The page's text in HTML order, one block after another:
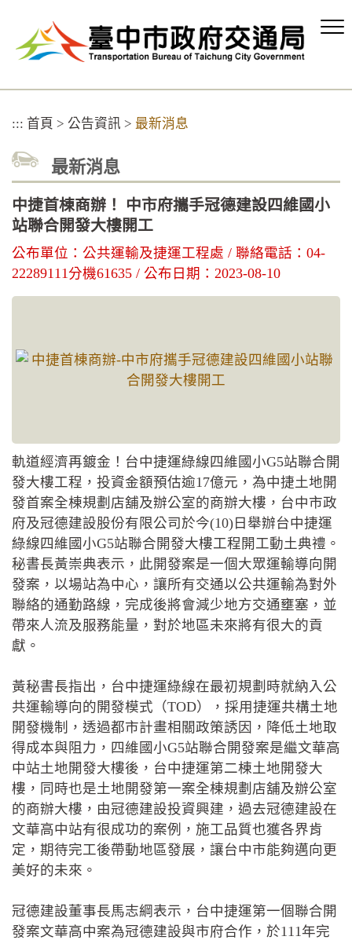
容
::: 首頁 > 公告資訊 > 最新消息
最新消息
中捷首棟商辦！ 中市府攜手冠德建設四維國小
站聯合開發大樓開工
公布單位：公共運輸及捷運工程處 / 聯絡電話：04-
22289111分機61635 / 公布日期：2023-08-10
軌道經濟再鍍金！台中捷運綠線四維國小G5站聯合開
發大樓工程，投資金額預估逾17億元，為中捷土地開
發首案全棟規劃店舖及辦公室的商辦大樓，台中市政
府及冠德建設股份有限公司於今(10)日舉辦台中捷運
綠線四維國小G5站聯合開發大樓工程開工動土典禮。
秘書長黃崇典表示，此開發案是一個大眾運輸導向開
發案，以場站為中心，讓所有交通以公共運輸為對外
聯絡的通勤路線，完成後將會減少地方交通壅塞，並
帶來人流及服務能量，對於地區未來將有很大的貢
獻。
黃秘書長指出，台中捷運綠線在最初規劃時就納入公
共運輸導向的開發模式（TOD），採用捷運共構土地
開發機制，透過都市計畫相關政策誘因，降低土地取
得成本與阻力，四維國小G5站聯合開發案是繼文華高
中站土地開發大樓後，台中捷運第二棟土地開發大
樓，同時也是土地開發第一案全棟規劃店舖及辦公室
的商辦大樓，由冠德建設投資興建，過去冠德建設在
文華高中站有很成功的案例，施工品質也獲各界肯
定，期待完工後帶動地區發展，讓台中市能夠邁向更
美好的未來。
冠德建設董事長馬志綱表示，台中捷運第一個聯合開
發案文華高中案為冠德建設與市府合作，於111年完